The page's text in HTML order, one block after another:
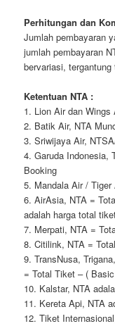
Perhitungan dan
Jumlah pembayaran
jumlah pembayaran
bervariasi,
Ketentuan NTA :
1. Lion Air dan
2. Batik Air, NTA
3. Sriwijaya Air,
4. Garuda Indonesia,
Booking
5. Mandala Air /
6. AirAsia, NTA =
adalah harga total
7. Merpati, NTA =
8. Citilink, NTA =
9. TransNusa,
= Total Tiket – (
10. Kalstar, NTA
11. Kereta Api, NTA
12. Tiket